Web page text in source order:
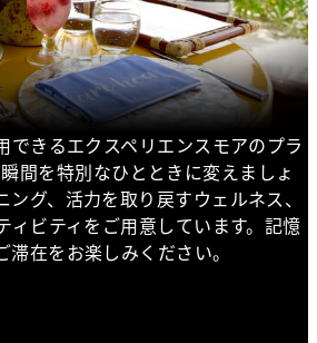
できるエクスペリエンスモアのプラ
間を特別なひとときに変えましょ
ング、活力を取り戻すウェルネス、
ィビティをご用意しています。記憶
滞在をお楽しみください。